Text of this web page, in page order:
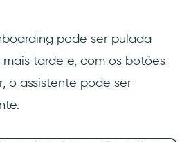
pode ser pulada
tarde e, com os botões
o assistente pode ser